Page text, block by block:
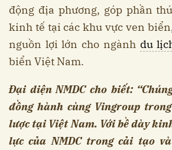
động địa phương, góp phần
kinh tế tại các khu vực ven
nguồn lợi lớn cho ngành du
biển Việt Nam.
Đại diện NMDC cho biết:
đồng hành cùng Vingroup
lược tại Việt Nam. Với bề dày
lực của NMDC trong cải tạo